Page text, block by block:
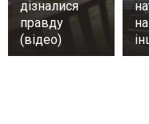
дізналися
правду
(відео)